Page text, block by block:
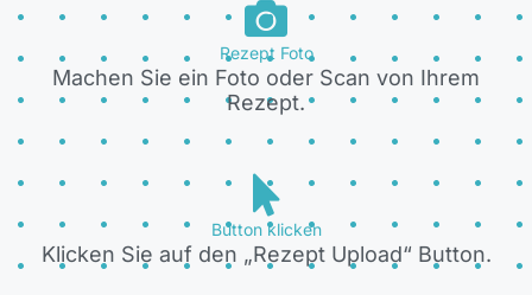
Rezept Foto
Machen Sie ein Foto oder Scan von Ihrem
Rezept.
Button klicken
Klicken Sie auf den „Rezept Upload“ Button.